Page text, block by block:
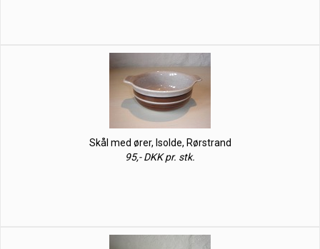
Skål med ører, Isolde, Rørstrand
95,- DKK pr. stk.